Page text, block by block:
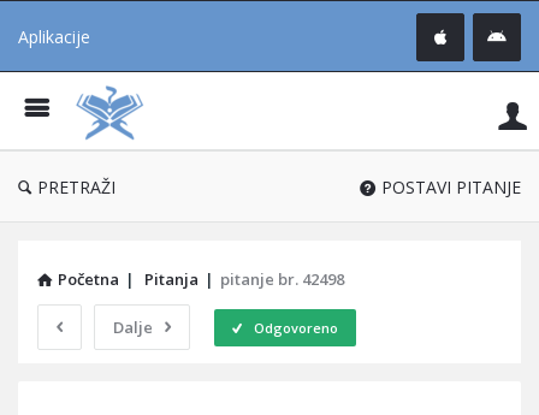
Aplikacije
®
PRETRAŽI POSTAVI PITANJE
Početna | Pitanja | pitanje br. 42498
Dalje Odgovoreno